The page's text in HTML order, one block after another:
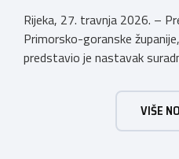
Rijeka, 27. travnja 2026. –
Primorsko-goranske
predstavio je nastavak
Primorsko-goranske
nabavi opreme solarnih
brojne pogodnosti koje
VIŠE